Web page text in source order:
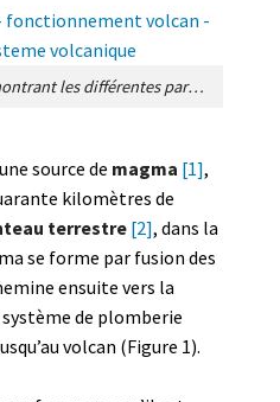
Figure 1. Schéma montrant les différentes parties d’un système volcanique. La source profonde de magma est majoritairement liée à des mouvements de grande échelle dans le manteau terrestre (on représente ici un courant ascendant). Le magma monte vers la surface en fracturant les roches qui l’entourent. Près de la surface, il vient souvent s’accumuler dans un réservoir. [Source : Figure de l’auteur]
source de magma [1],
kilomètres de
terrestre[2], dans la
se forme par fusion des
ensuite vers la
de plomberie
volcan (Figure 1).